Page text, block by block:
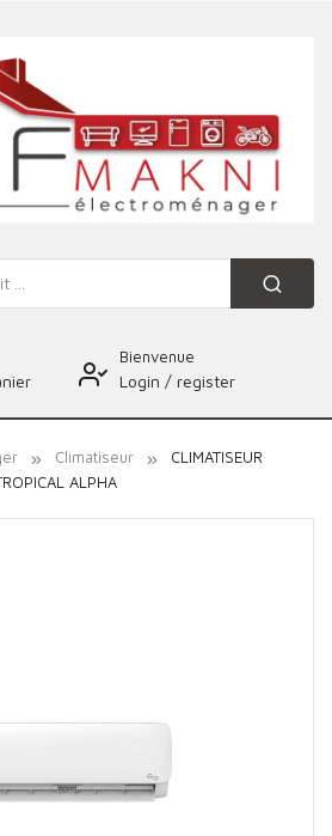
Bienvenue
Login / register
Climatiseur
CLIMATISEUR
ALPHA